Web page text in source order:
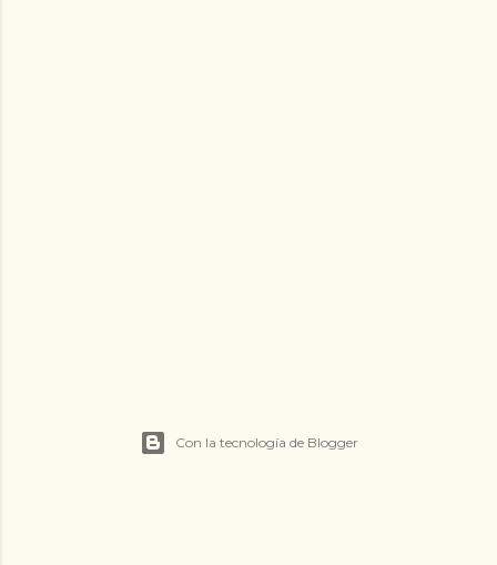
Con la tecnología de Blogger